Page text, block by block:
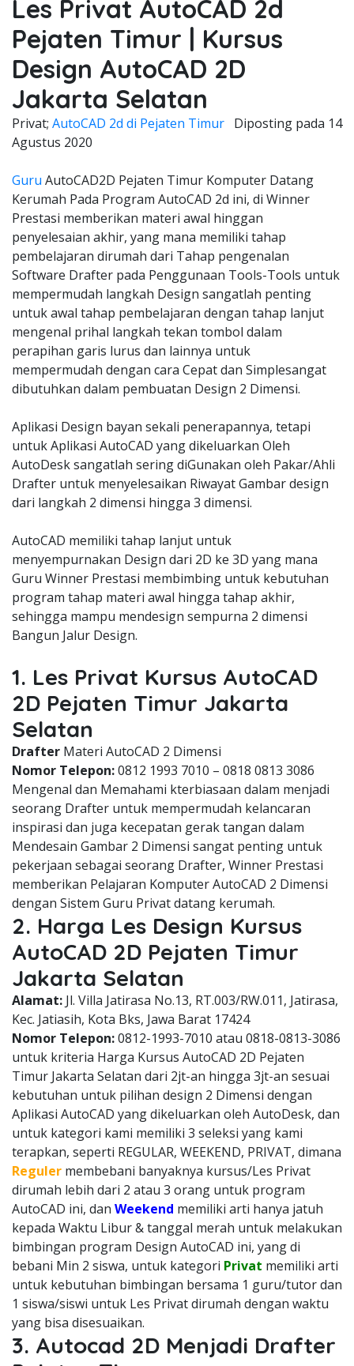
Les Privat AutoCAD 2d
Pejaten Timur | Kursus
Design AutoCAD 2D
Jakarta Selatan
Privat; AutoCAD 2d di Pejaten Timur Diposting pada 14
Agustus 2020
Guru AutoCAD2D Pejaten Timur Komputer Datang
Kerumah Pada Program AutoCAD 2d ini, di Winner
Prestasi memberikan materi awal hinggan
penyelesaian akhir, yang mana memiliki tahap
pembelajaran dirumah dari Tahap pengenalan
Software Drafter pada Penggunaan Tools-Tools untuk
mempermudah langkah Design sangatlah penting
untuk awal tahap pembelajaran dengan tahap lanjut
mengenal prihal langkah tekan tombol dalam
perapihan garis lurus dan lainnya untuk
mempermudah dengan cara Cepat dan Simplesangat
dibutuhkan dalam pembuatan Design 2 Dimensi.
Aplikasi Design bayan sekali penerapannya, tetapi
untuk Aplikasi AutoCAD yang dikeluarkan Oleh
AutoDesk sangatlah sering diGunakan oleh Pakar/Ahli
Drafter untuk menyelesaikan Riwayat Gambar design
dari langkah 2 dimensi hingga 3 dimensi.
AutoCAD memiliki tahap lanjut untuk
menyempurnakan Design dari 2D ke 3D yang mana
Guru Winner Prestasi membimbing untuk kebutuhan
program tahap materi awal hingga tahap akhir,
sehingga mampu mendesign sempurna 2 dimensi
Bangun Jalur Design.
1. Les Privat Kursus AutoCAD
2D Pejaten Timur Jakarta
Selatan
Drafter Materi AutoCAD 2 Dimensi
Nomor Telepon:0812 1993 7010 – 0818 0813 3086
Mengenal dan Memahami kterbiasaan dalam menjadi
seorang Drafter untuk mempermudah kelancaran
inspirasi dan juga kecepatan gerak tangan dalam
Mendesain Gambar 2 Dimensi sangat penting untuk
pekerjaan sebagai seorang Drafter, Winner Prestasi
memberikan Pelajaran Komputer AutoCAD 2 Dimensi
dengan Sistem Guru Privat datang kerumah.
2. Harga Les Design Kursus
AutoCAD 2D Pejaten Timur
Jakarta Selatan
Alamat: Jl. Villa Jatirasa No.13, RT.003/RW.011, Jatirasa,
Kec. Jatiasih, Kota Bks, Jawa Barat 17424
Nomor Telepon:0812-1993-7010 atau 0818-0813-3086
untuk kriteria Harga Kursus AutoCAD 2D Pejaten
Timur Jakarta Selatan dari 2jt-an hingga 3jt-an sesuai
kebutuhan untuk pilihan design 2 Dimensi dengan
Aplikasi AutoCAD yang dikeluarkan oleh AutoDesk, dan
untuk kategori kami memiliki 3 seleksi yang kami
terapkan, seperti REGULAR, WEEKEND, PRIVAT, dimana
Reguler membebani banyaknya kursus/Les Privat
dirumah lebih dari 2 atau 3 orang untuk program
AutoCAD ini, dan Weekend memiliki arti hanya jatuh
kepada Waktu Libur & tanggal merah untuk melakukan
bimbingan program Design AutoCAD ini, yang di
bebani Min 2 siswa, untuk kategori Privat memiliki arti
untuk kebutuhan bimbingan bersama 1 guru/tutor dan
1 siswa/siswi untuk Les Privat dirumah dengan waktu
yang bisa disesuaikan.
3. Autocad 2D Menjadi Drafter